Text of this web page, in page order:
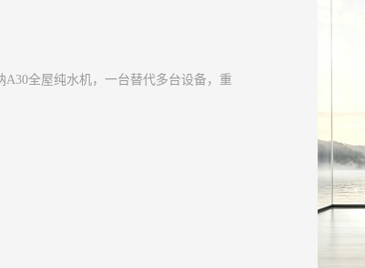
全屋纯水机，一台替代多台设备，重